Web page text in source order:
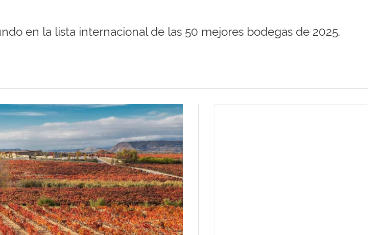
en la lista internacional de las 50 mejores bodegas de 2025.